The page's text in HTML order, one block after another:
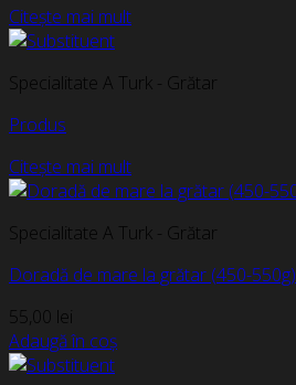
Citește mai mult
Specialitate A Turk - Grătar
Produs
Citește mai mult
Specialitate A Turk - Grătar
Doradă de mare la grătar (450-550g)
55,00 lei
Adaugă în coș